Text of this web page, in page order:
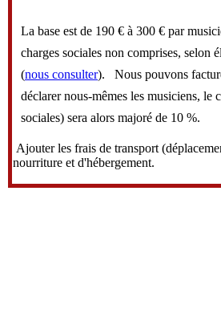
La base est de 190 € à 300 € par
charges sociales non comprises, selon
(nous consulter). Nous pouvons
déclarer nous-mêmes les musiciens, le
sociales) sera alors majoré de 10 %.
Ajouter les frais de transport
nourriture et d'hébergement.